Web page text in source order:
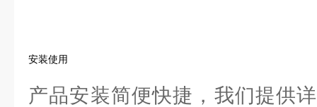
安装使用
产品安装简便快捷，我们提供